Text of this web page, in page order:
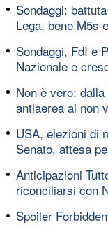
Sondaggi:
Lega, bene M5s
Sondaggi, FdI e
Nazionale e
Non è vero:
antiaerea ai non
USA, elezioni di
Senato, attesa
Anticipazioni
riconciliarsi con
Spoiler